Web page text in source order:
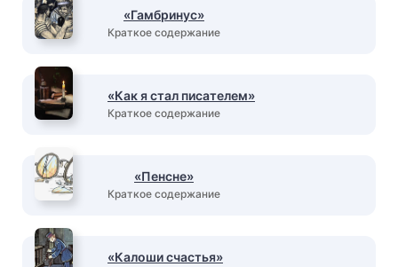
«Гамбринус»
Краткое содержание
«Как я стал писателем»
Краткое содержание
«Пенсне»
Краткое содержание
«Калоши счастья»